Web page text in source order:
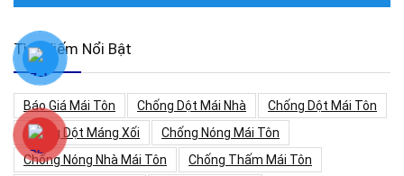
Tìm Kiếm Nổi Bật
Báo Giá Mái Tôn Chống Dột Mái Nhà
Chống Dột Mái Tôn
Chống Dột Máng Xối
Chống Nóng Mái Tôn
Chống Nóng Nhà Mái Tôn
Chống Thấm Mái Tôn